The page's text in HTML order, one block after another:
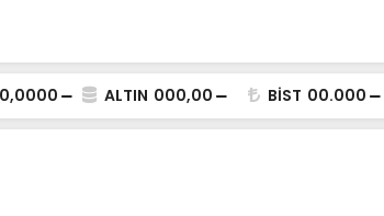
0,0000 ALTIN 000,00 BİST 00.000